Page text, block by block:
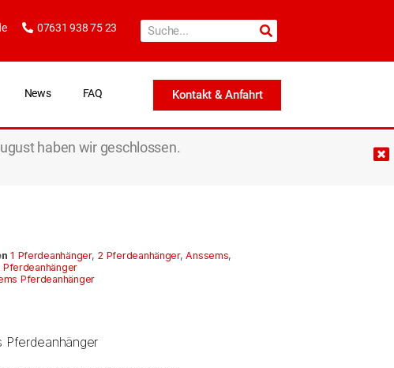
07631 938 75 23
News FAQ Kontakt & Anfahrt
haben wir geschlossen.
1 Pferdeanhänger, 2 Pferdeanhänger,Anssems,
Pferdeanhänger
Pferdeanhänger
Pferdeanhänger